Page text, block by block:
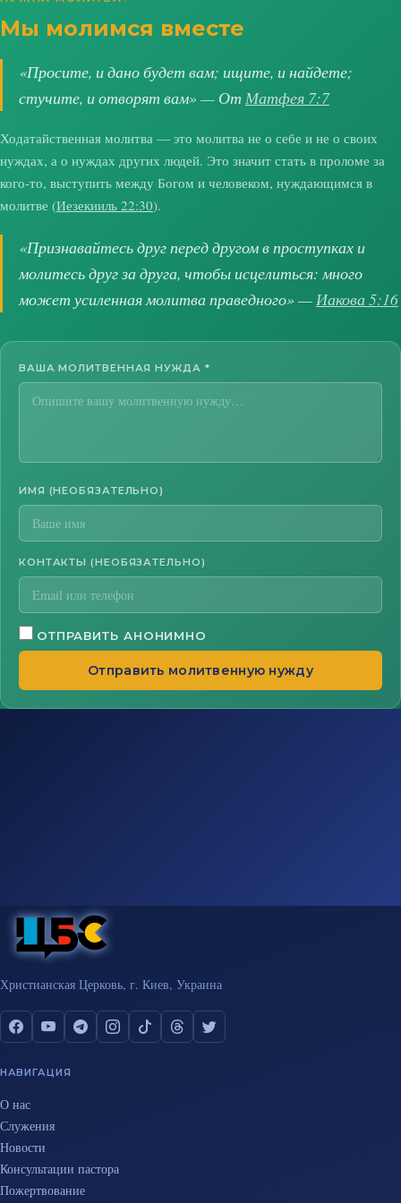
Мы молимся вместе
«Просите, и дано будет вам; ищите, и найдете;
стучите, и отворят вам» — От Матфея 7:7
Ходатайственная молитва — это молитва не о себе и не о своих
нуждах, а о нуждах других людей. Это значит стать в проломе за
кого-то, выступить между Богом и человеком, нуждающимся в
молитве (Иезекииль 22:30).
«Признавайтесь друг перед другом в проступках и
молитесь друг за друга, чтобы исцелиться: много
может усиленная молитва праведного» —Иакова 5:16
ВАША МОЛИТВЕННАЯ НУЖДА *
ИМЯ (НЕОБЯЗАТЕЛЬНО)
КОНТАКТЫ (НЕОБЯЗАТЕЛЬНО)
ОТПРАВИТЬ АНОНИМНО
Отправить молитвенную нужду
Христианская Церковь, г. Киев, Украина
НАВИГАЦИЯ
О нас
Служения
Новости
Консультации пастора
Пожертвование